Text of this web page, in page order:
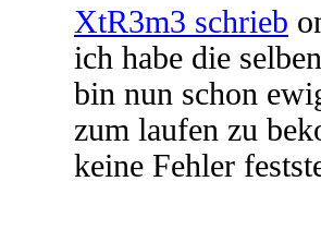
XtR3m3 schrieb
ich habe die
bin nun schon
zum laufen zu
keine Fehler